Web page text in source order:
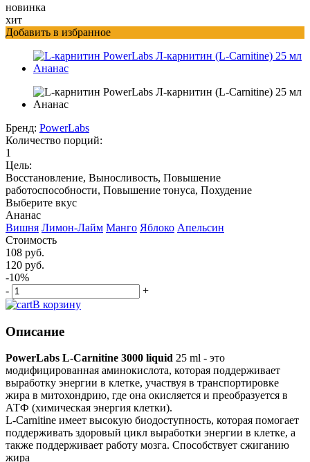
новинка
хит
Добавить в избранное
Бренд: PowerLabs
Количество порций:
1
Цель:
Восстановление, Выносливость, Повышение
работоспособности, Повышение тонуса, Похудение
Выберите вкус
Ананас
Вишня Лимон-Лайм Манго Яблоко Апельсин
Стоимость
108 руб.
120 руб.
-10%
-
+
В корзину
Описание
PowerLabs L-Carnitine 3000 liquid 25 ml - это
модифицированная аминокислота, которая поддерживает
выработку энергии в клетке, участвуя в транспортировке
жира в митохондрию, где она окисляется и преобразуется в
АТФ (химическая энергия клетки).
L-Carnitine имеет высокую биодоступность, которая помогает
поддерживать здоровый цикл выработки энергии в клетке, а
также поддерживает работу мозга. Способствует сжиганию
жира